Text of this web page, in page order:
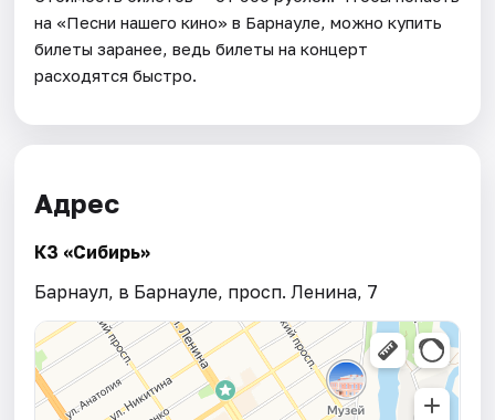
на «Песни нашего кино» в Барнауле, можно купить
билеты заранее, ведь билеты на концерт
расходятся быстро.
Адрес
КЗ «Сибирь»
Барнаул, в Барнауле, просп. Ленина, 7